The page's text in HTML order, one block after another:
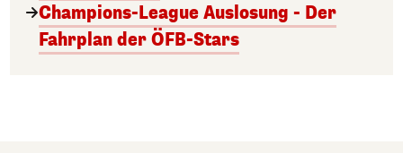
Champions-League Auslosung - Der
Fahrplan der ÖFB-Stars